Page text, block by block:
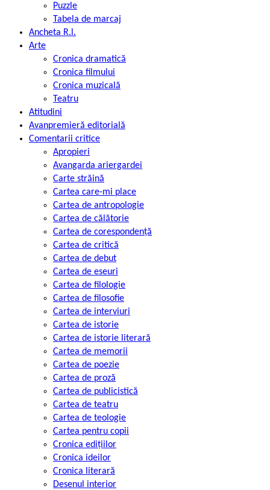
Puzzle
Tabela de marcaj
Ancheta R.l.
Arte
Cronica dramatică
Cronica filmului
Cronica muzicală
Teatru
Atitudini
Avanpremieră editorială
Comentarii critice
Apropieri
Avangarda ariergardei
Carte străină
Cartea care-mi place
Cartea de antropologie
Cartea de călătorie
Cartea de corespondență
Cartea de critică
Cartea de debut
Cartea de eseuri
Cartea de filologie
Cartea de filosofie
Cartea de interviuri
Cartea de istorie
Cartea de istorie literară
Cartea de memorii
Cartea de poezie
Cartea de proză
Cartea de publicistică
Cartea de teatru
Cartea de teologie
Cartea pentru copii
Cronica edițiilor
Cronica ideilor
Cronica literară
Desenul interior